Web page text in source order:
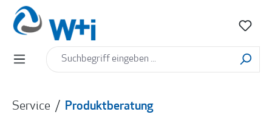
springen
Service / Produktberatung